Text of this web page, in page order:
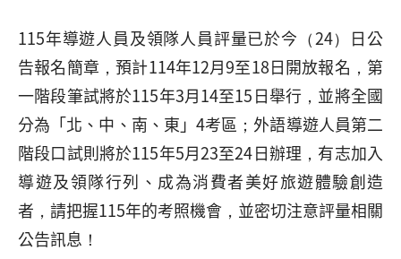
115年導遊人員及領隊人員評量已於今（24）日公
告報名簡章，預計114年12月9至18日開放報名，第
一階段筆試將於115年3月14至15日舉行，並將全國
分為「北、中、南、東」4考區；外語導遊人員第二
階段口試則將於115年5月23至24日辦理，有志加入
導遊及領隊行列、成為消費者美好旅遊體驗創造
者，請把握115年的考照機會，並密切注意評量相關
公告訊息！